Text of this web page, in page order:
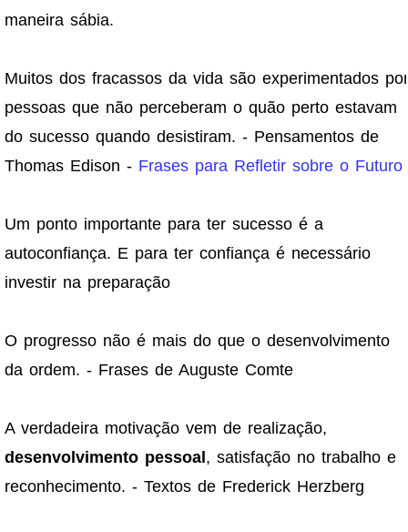
maneira sábia.
Muitos dos fracassos da vida são experimentados por
pessoas que não perceberam o quão perto estavam
do sucesso quando desistiram. - Pensamentos de
Thomas Edison - Frases para Refletir sobre o Futuro
Um ponto importante para ter sucesso é a
autoconfiança. E para ter confiança é necessário
investir na preparação
O progresso não é mais do que o desenvolvimento
da ordem. - Frases de Auguste Comte
A verdadeira motivação vem de realização,
desenvolvimento pessoal , satisfação no trabalho e
reconhecimento. - Textos de Frederick Herzberg